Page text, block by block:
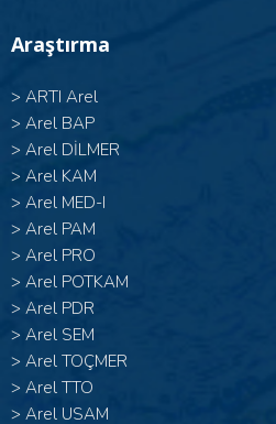
Araştırma
> ARTI Arel
> Arel BAP
> Arel DİLMER
> Arel KAM
> Arel MED-I
> Arel PAM
> Arel PRO
> Arel POTKAM
> Arel PDR
> Arel SEM
> Arel TOÇMER
> Arel TTO
> Arel USAM